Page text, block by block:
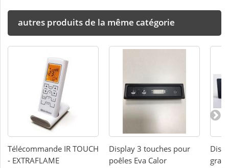
autres produits de la même catégorie
Télécommande IR TOUCH
- EXTRAFLAME
Display 3 touches pour
poêles Eva Calor